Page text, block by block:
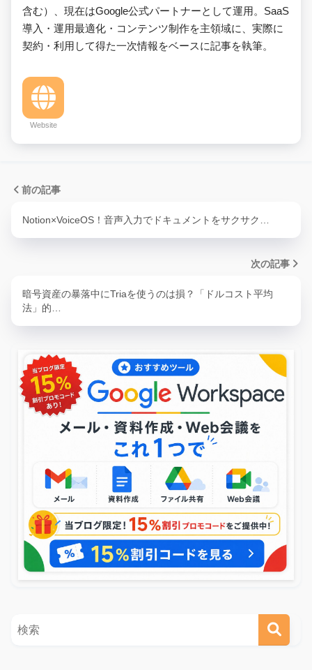
含む）、現在はGoogle公式パートナーとして運用。SaaS
導入・運用最適化・コンテンツ制作を主領域に、実際に
契約・利用して得た一次情報をベースに記事を執筆。
Website
前の記事
Notion×VoiceOS！音声入力でドキュメントをサクサク…
次の記事
暗号資産の暴落中にTriaを使うのは損？「ドルコスト平均
法」的…